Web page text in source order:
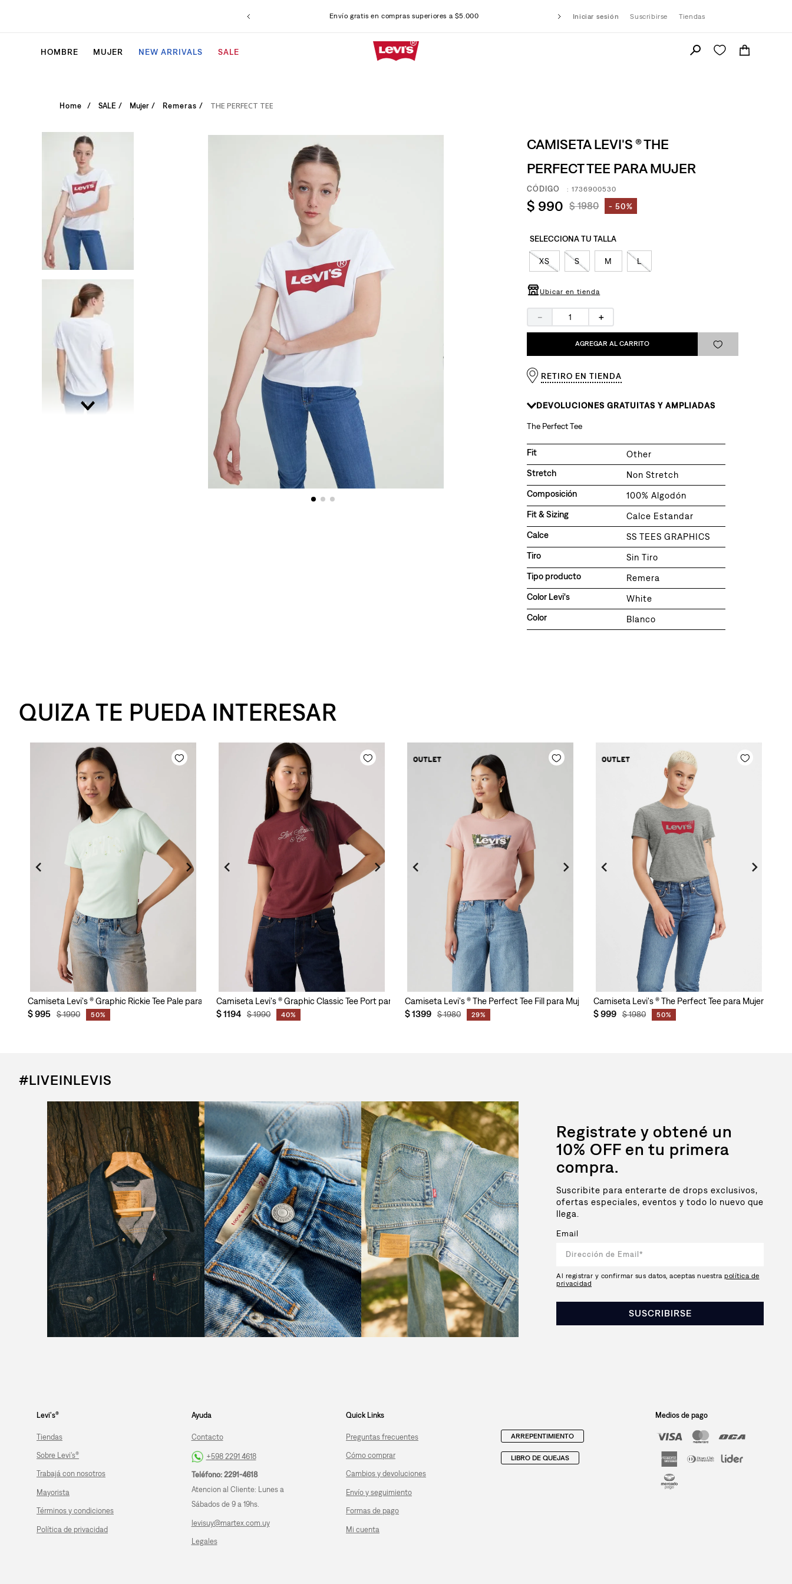
Envío gratis en compras superiores a $5.000 Iniciar sesión Suscribirse Tiendas
HOMBRE MUJER NEW ARRIVALS SALE
SALE Mujer Remeras THE PERFECT TEE
CAMISETA LEVI'S ® THE
PERFECT TEE PARA MUJER
:1736900530
$ 990 $ 1980 50%
XS S M L
Ubicar en tienda
＋
－
AGREGAR AL CARRITO
RETIRO EN TIENDA
DEVOLUCIONES GRATUITAS Y AMPLIADAS
The Perfect Tee
Fit
Other
Stretch
Non Stretch
Composición
100% Algodón
Fit & Sizing
Calce Estandar
Calce
SS TEES GRAPHICS
Tiro
Sin Tiro
Tipo producto
Remera
Color Levi's
White
Color
Blanco
QUIZA TE PUEDA INTERESAR
Camiseta Levi's ® Graphic Rickie Tee Pale para Mujer
$995 $1990 50%
Camiseta Levi's ® Graphic Classic Tee Port para Mujer
$1194 $1990 40%
Camiseta Levi's ® The Perfect Tee Fill para Mujer
$1399 $1980 29%
Camiseta Levi's ® The Perfect Tee para Mujer
$999 $1980 50%
#LIVEINLEVIS
Registrate y obtené un
10% OFF en tu primera
compra.
Suscribite para enterarte de drops exclusivos,
ofertas especiales, eventos y todo lo nuevo que
llega.
Email
Al registrar y confirmar sus datos, aceptas nuestra política de
privacidad
SUSCRIBIRSE
Levi's®
Tiendas
Sobre Levi's®
Trabajá con nosotros
Mayorista
Términos y condiciones
Política de privacidad
Ayuda
Contacto
+598 2291 4618
Teléfono: 2291-4618
Atencion al Cliente: Lunes a
Sábados de 9 a 19hs.
levisuy@martex.com.uy
Legales
Quick Links
Preguntas frecuentes
Cómo comprar
Cambios y devoluciones
Envío y seguimiento
Formas de pago
Mi cuenta
ARREPENTIMIENTO
LIBRO DE QUEJAS
Medios de pago